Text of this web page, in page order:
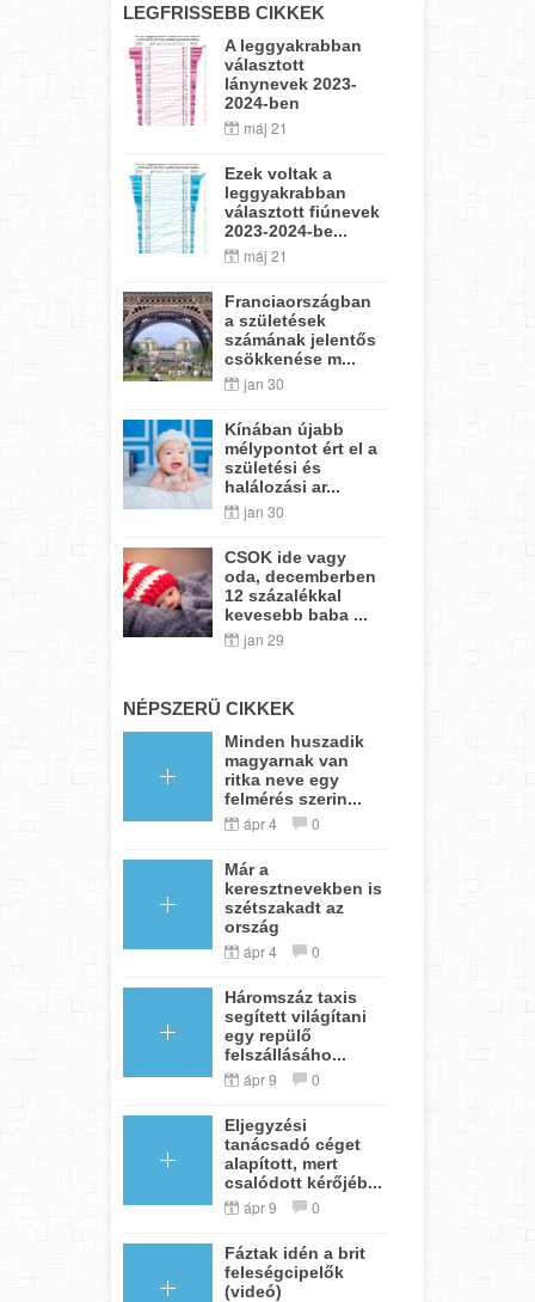
LEGFRISSEBB CIKKEK
A leggyakrabban
választott
lánynevek 2023-
2024-ben
máj 21
Ezek voltak a
leggyakrabban
választott fiúnevek
2023-2024-be...
máj 21
Franciaországban
a születések
számának jelentős
csökkenése m...
jan 30
Kínában újabb
mélypontot ért el a
születési és
halálozási ar...
jan 30
CSOK ide vagy
oda, decemberben
12 százalékkal
kevesebb baba ...
jan 29
NÉPSZERŰ CIKKEK
Minden huszadik
magyarnak van
ritka neve egy
felmérés szerin...
ápr 4 0
Már a
keresztnevekben is
szétszakadt az
ország
ápr 4 0
Háromszáz taxis
segített világítani
egy repülő
felszállásáho...
ápr 9 0
Eljegyzési
tanácsadó céget
alapított, mert
csalódott kérőjéb...
ápr 9 0
Fáztak idén a brit
feleségcipelők
(videó)